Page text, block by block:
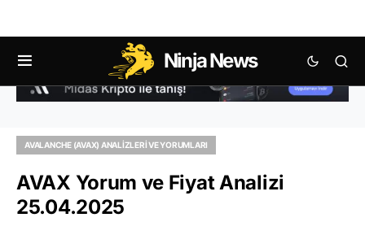
Ninja News
AVALANCHE (AVAX) ANALIZLERI VE YORUMLARI
AVAX Yorum ve Fiyat Analizi
25.04.2025